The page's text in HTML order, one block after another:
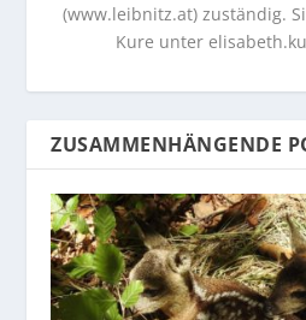
(www.leibnitz.at) zuständig.
Kure unter
ZUSAMMENHÄNGENDE